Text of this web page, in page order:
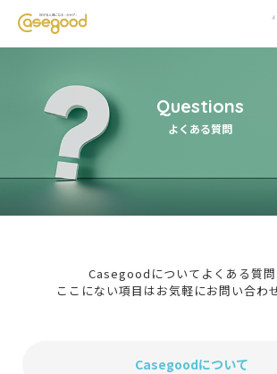
Questions
よくある質問
Casegoodについてよくある質問
ここにない項目はお気軽にお問い合わ
Casegoodについて